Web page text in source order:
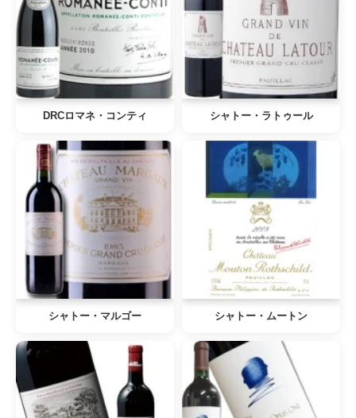
DRCロマネ・コンティ シャトー・ラトゥール
シャトー・マルゴー シャトー・ムートン